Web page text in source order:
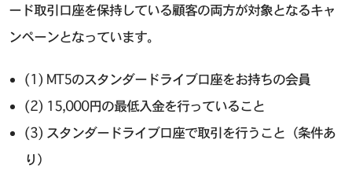
ード取引口座を保持している顧客の両方が対象となるキャ
ンペーンとなっています。
(1) MT5のスタンダードライブ口座をお持ちの会員
(2) 15,000円の最低入金を行っていること
(3) スタンダードライブ口座で取引を行うこと（条件あ
り）